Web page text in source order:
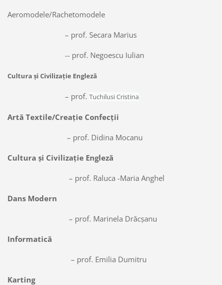
Aeromodele/Rachetomodele
– prof. Secara Marius
-- prof. Negoescu Iulian
Cultura și Civilizație Engleză
– prof. Tuchilusi Cristina
Artă Textile/Creație Confecții
– prof. Didina Mocanu
Cultura și Civilizație Engleză
– prof. Raluca -Maria Anghel
Dans Modern
– prof. Marinela Drăcșanu
Informatică
– prof. Emilia Dumitru
Karting